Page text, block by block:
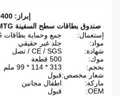
إبراز: 400+ صندوق بطاقة سطح السفينة
صندوق بطاقات سطح السفينة MTG
إستعمال:
جمع وحماية بطاقات TCG
مواد:
جلد غير حقيقي
شهادة:
CE / SGS / تصل
موك:
500 قطعة
بحجم:
313 * 114 * 99 ملم
شعار مخصص:قبول
ماركة:
اطفال مجانين
OEM:
قبول